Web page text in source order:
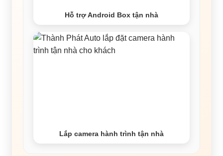
Hỗ trợ Android Box tận nhà
Lắp camera hành trình tận nhà